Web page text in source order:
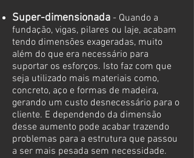
Super-dimensionada - Quando a
fundação, vigas, pilares ou laje, acabam
tendo dimensões exageradas, muito
além do que era necessário para
suportar os esforços. Isto faz com que
seja utilizado mais materiais como,
concreto, aço e formas de madeira,
gerando um custo desnecessário para o
cliente. E dependendo da dimensão
desse aumento pode acabar trazendo
problemas para a estrutura que passou
a ser mais pesada sem necessidade.